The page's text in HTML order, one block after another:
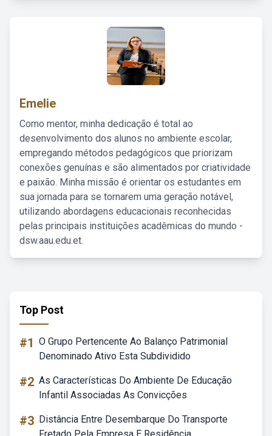
Emelie
Como mentor, minha dedicação é total ao
desenvolvimento dos alunos no ambiente escolar,
empregando métodos pedagógicos que priorizam
conexões genuínas e são alimentados por criatividade
e paixão. Minha missão é orientar os estudantes em
sua jornada para se tornarem uma geração notável,
utilizando abordagens educacionais reconhecidas
pelas principais instituições acadêmicas do mundo -
dsw.aau.edu.et.
Top Post
#1 O Grupo Pertencente Ao Balanço Patrimonial
Denominado Ativo Esta Subdividido
#2 As Características Do Ambiente De Educação
Infantil Associadas As Convicções
#3 Distância Entre Desembarque Do Transporte